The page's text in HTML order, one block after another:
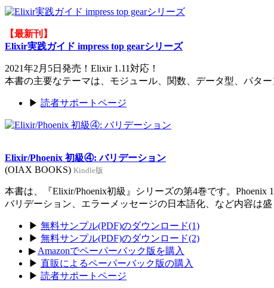
【最新刊】
Elixir実践ガイド impress top gearシリーズ
2021年2月5日発売！Elixir 1.11対応！
本書の主要なテーマは、モジュール、関数、データ型、パター
▶ 読者サポートページ
Elixir/Phoenix 初級④: バリデーション
(OIAX BOOKS) Kindle版
本書は、『Elixir/Phoenix初級』シリーズの第4巻です。
バリデーション、エラーメッセージの日本語化、など内容は盛
▶ 無料サンプル(PDF)のダウンロード(1)
▶ 無料サンプル(PDF)のダウンロード(2)
▶ Amazonでペーパーバック版を購入
▶ 直販によるペーパーバック版の購入
▶ 読者サポートページ